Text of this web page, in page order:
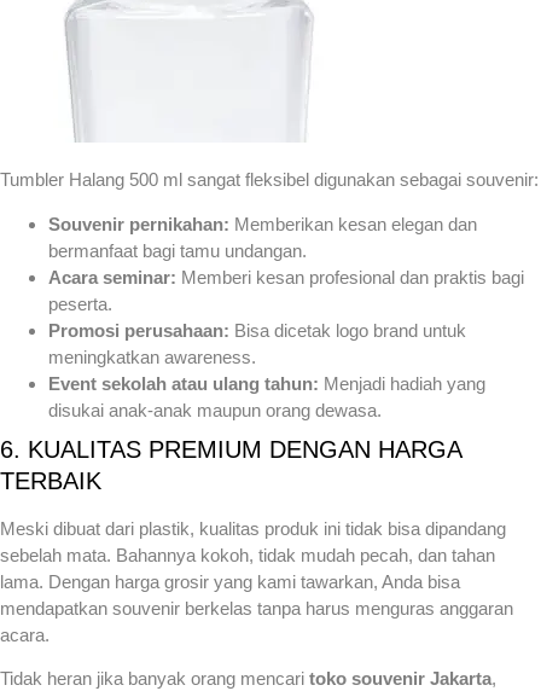
Tumbler Halang 500 ml sangat fleksibel digunakan sebagai souvenir:
Souvenir pernikahan: Memberikan kesan elegan dan
bermanfaat bagi tamu undangan.
Acara seminar: Memberi kesan profesional dan praktis bagi
peserta.
Promosi perusahaan: Bisa dicetak logo brand untuk
meningkatkan awareness.
Event sekolah atau ulang tahun: Menjadi hadiah yang
disukai anak-anak maupun orang dewasa.
6. KUALITAS PREMIUM DENGAN HARGA
TERBAIK
Meski dibuat dari plastik, kualitas produk ini tidak bisa dipandang
sebelah mata. Bahannya kokoh, tidak mudah pecah, dan tahan
lama. Dengan harga grosir yang kami tawarkan, Anda bisa
mendapatkan souvenir berkelas tanpa harus menguras anggaran
acara.
Tidak heran jika banyak orang mencari toko souvenir Jakarta,